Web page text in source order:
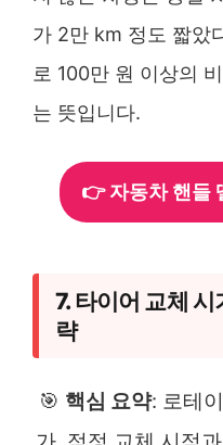
가 2만 km 정도 짧았
로 100만 원 이상의
는 뜻입니다.
👉 자동차 핸들
7. 타이어 교체
략
🎯 핵심 요약: 로테